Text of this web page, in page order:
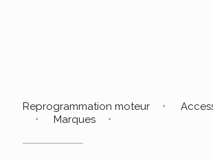
Reprogrammation moteur
Marques